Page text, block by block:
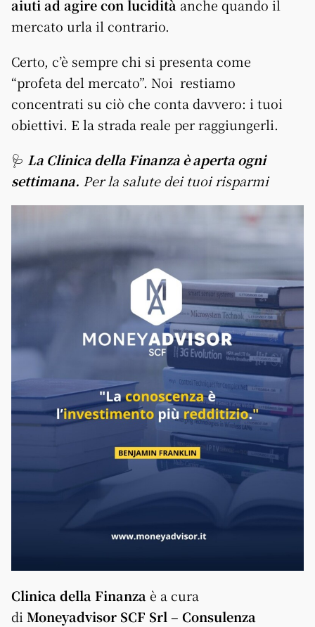
aiuti ad agire con lucidità anche quando il
mercato urla il contrario.
Certo, c’è sempre chi si presenta come
“profeta del mercato”. Noi restiamo
concentrati su ciò che conta davvero: i tuoi
obiettivi. E la strada reale per raggiungerli.
🩺 La Clinica della Finanza è aperta ogni
settimana. Per la salute dei tuoi risparmi
Clinica della Finanza è a cura
di Moneyadvisor SCF Srl – Consulenza